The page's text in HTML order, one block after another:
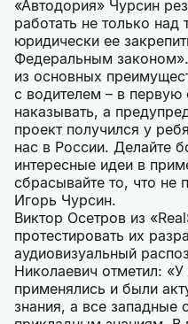
«Автодория» Чурсин
работать не только над
юридически ее
Федеральным
из основных
с водителем – в
наказывать, а
проект получился у
нас в России. Делайте
интересные идеи в
сбрасывайте то, что не
Игорь Чурсин.
Виктор Осетров из
протестировать их
аудиовизуальный
Николаевич отметил:
применялись и были
знания, а все западные